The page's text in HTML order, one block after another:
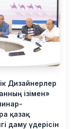
Дизайнерлер
ізімен»
қазақ
даму үдерісін